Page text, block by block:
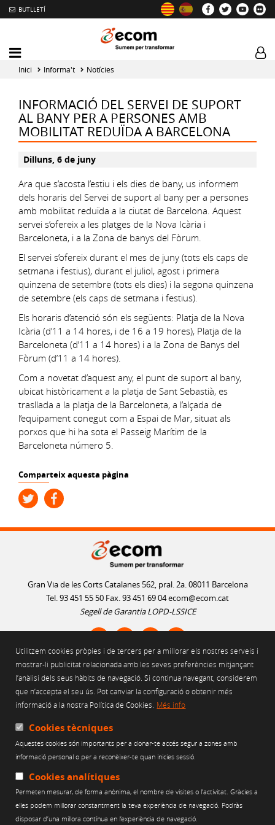
Utilitzem cookies pròpies i de tercers per a millorar els nostres serveis i
mostrar-li publicitat relacionada amb les seves preferències mitjançant
l’anàlisi dels seus hàbits de navegació. Si continua navegant, considerem
que n’accepta el seu ús. Pot canviar la configuració o obtenir més
informació a la nostra Política de Cookies. Més info
Cookies tècniques
Aquestes cookies són importants per a donar-te accés segur a zones amb
informació personal o per a reconèixer-te quan inicies sessió.
Cookies analítiques
Permeten mesurar, de forma anònima, el nombre de visites o l’activitat. Gràcies a
elles podem millorar constantment la teva experiència de navegació. Podràs
disposar d’una millora contínua en l’experiència de navegació.
BUTLLETÍ
Mobile
menu
toggler
Inici Informa't Notícies
INFORMACIÓ DEL SERVEI DE SUPORT
AL BANY PER A PERSONES AMB
MOBILITAT REDUÏDA A BARCELONA
Dilluns, 6 de juny
Ara que s’acosta l’estiu i els dies de bany, us informem
dels horaris del Servei de suport al bany per a persones
amb mobilitat reduïda a la ciutat de Barcelona. Aquest
servei s’ofereix a les platges de la Nova Icària i
Barceloneta, i a la Zona de banys del Fòrum.
El servei s’ofereix durant el mes de juny (tots els caps de
setmana i festius), durant el juliol, agost i primera
quinzena de setembre (tots els dies) i la segona quinzena
de setembre (els caps de setmana i festius).
Els horaris d’atenció són els següents: Platja de la Nova
Icària (d’11 a 14 hores, i de 16 a 19 hores), Platja de la
Barceloneta (d’11 a 14 hores) i a la Zona de Banys del
Fòrum (d’11 a 14 hores).
Com a novetat d’aquest any, el punt de suport al bany,
ubicat històricament a la platja de Sant Sebastià, es
trasllada a la platja de la Barceloneta, a l’alçada de
l’equipament conegut com a Espai de Mar, situat als
porxos que hi ha sota el Passeig Marítim de la
Barceloneta número 5.
Comparteix aquesta pàgina
Gran Via de les Corts Catalanes 562, pral. 2a. 08011 Barcelona
Tel. 93 451 55 50 Fax. 93 451 69 04ecom@ecom.cat
Segell de Garantia LOPD-LSSICE
AVÍS LEGAL
POLÍTICA D'ÚS DE COOKIES
POLÍTICA DE PRIVACITAT
POLÍTICA DE XARXES SOCIALS
CANAL ÈTIC
Web finançat per: